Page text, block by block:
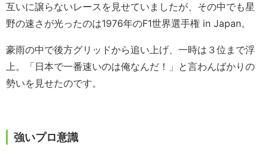
互いに譲らないレースを見せていましたが、その中でも星
野の速さが光ったのは1976年のF1世界選手権 in Japan。
豪雨の中で後方グリッドから追い上げ、一時は３位まで浮
上。「日本で一番速いのは俺なんだ！」と言わんばかりの
勢いを見せたのです。
強いプロ意識